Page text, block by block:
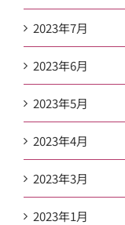
2023年7月
2023年6月
2023年5月
2023年4月
2023年3月
2023年1月